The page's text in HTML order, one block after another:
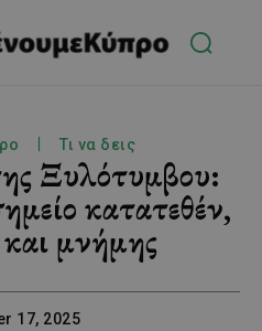
Τι να δεις
Ξυλότυμβου:
κατατεθέν,
μνήμης
17, 2025